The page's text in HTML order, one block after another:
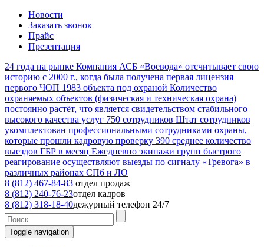
Новости
Заказать звонок
Прайс
Презентация
24 года на рынке Компания АСБ «Воевода» отсчитывает свою
историю с 2000 г., когда была получена первая лицензия
первого ЧОП 1983 объекта под охраной Количество
охраняемых объектов (физическая и техническая охрана)
постоянно растёт, что является свидетельством стабильного
высокого качества услуг 750 сотрудников Штат сотрудников
укомплектован профессиональными сотрудниками охраны,
которые прошли кадровую проверку 390 среднее количество
выездов ГБР в месяц Ежедневно экипажи групп быстрого
реагирование осуществляют выезды по сигналу «Тревога» в
различных районах СПб и ЛО
8 (812) 467-84-83 отдел продаж
8 (812) 240-76-23отдел кадров
8 (812) 318-18-40дежурный телефон 24/7
Toggle navigation